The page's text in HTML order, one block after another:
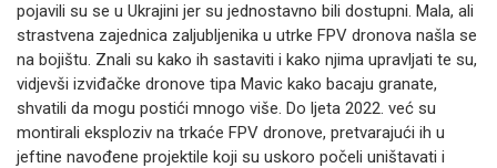
pojavili su se u Ukrajini jer su jednostavno bili dostupni. Mala, ali
strastvena zajednica zaljubljenika u utrke FPV dronova našla se
na bojištu. Znali su kako ih sastaviti i kako njima upravljati te su,
vidjevši izviđačke dronove tipa Mavic kako bacaju granate,
shvatili da mogu postići mnogo više. Do ljeta 2022. već su
montirali eksploziv na trkaće FPV dronove, pretvarajući ih u
jeftine navođene projektile koji su uskoro počeli uništavati i